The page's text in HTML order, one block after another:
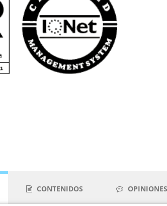
CONTENIDOS